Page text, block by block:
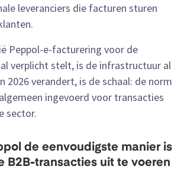
leveranciers die facturen sturen
Peppol-e-facturering voor de
verplicht stelt, is de infrastructuur al
2026 verandert, is de schaal: de norm
ingevoerd voor transacties
sector.
de eenvoudigste manier is
B2B-transacties uit te voeren